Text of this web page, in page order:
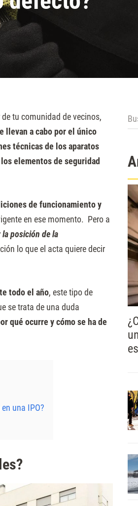
tu comunidad de vecinos,
llevan a cabo por el único
técnicas de los aparatos
elementos de seguridad
de funcionamiento y
en ese momento. Pero a
posición de la
lo que el acta quiere decir
todo el año, este tipo de
se trata de una duda
qué ocurre y cómo se ha de
una IPO?